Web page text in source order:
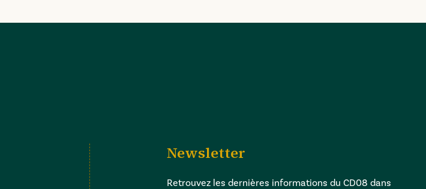
Newsletter
Retrouvez les dernières informations du CD08 dans